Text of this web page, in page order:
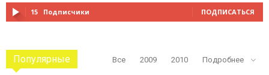
15 Подписчики ПОДПИСАТЬСЯ
Популярные Все 2009 2010 Подробнее